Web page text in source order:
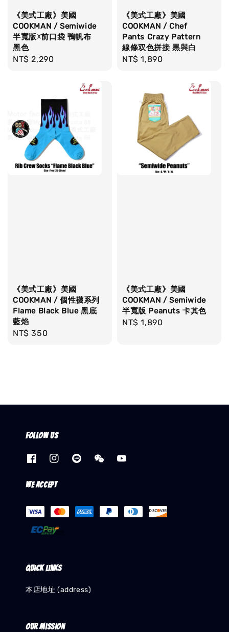
《美式工廠》美國
COOKMAN / Semiwide
半寬版☓前口袋 鴨帆布
黑色
Regular
NT$ 2,290
《美式工廠》美國
COOKMAN / Chef
Pants Crazy Pattern
線條双色拼接 黒與白
Regular
NT$ 1,890
《美式工廠》美國
COOKMAN / 個性襪系列
Flame Black Blue 黑底
藍焰
Regular
NT$ 350
《美式工廠》美國
COOKMAN / Semiwide
半寬版 Peanuts 卡其色
Regular
NT$ 1,890
Follow us
We accept
Quick links
本店地址 (address)
Our mission